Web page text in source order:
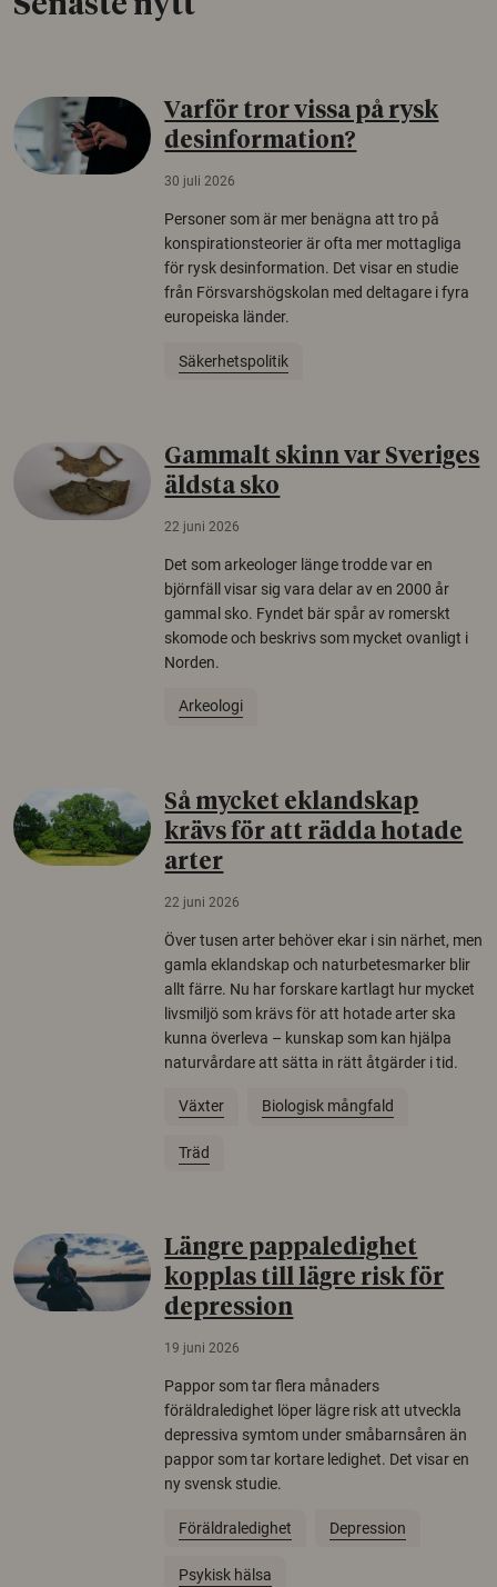
Senaste nytt
Varför tror vissa på rysk
desinformation?
30 juli 2026
Personer som är mer benägna att tro på
konspirationsteorier är ofta mer mottagliga
för rysk desinformation. Det visar en studie
från Försvarshögskolan med deltagare i fyra
europeiska länder.
Säkerhetspolitik
Gammalt skinn var Sveriges
äldsta sko
22 juni 2026
Det som arkeologer länge trodde var en
björnfäll visar sig vara delar av en 2000 år
gammal sko. Fyndet bär spår av romerskt
skomode och beskrivs som mycket ovanligt i
Norden.
Arkeologi
Så mycket eklandskap
krävs för att rädda hotade
arter
22 juni 2026
Över tusen arter behöver ekar i sin närhet, men
gamla eklandskap och naturbetesmarker blir
allt färre. Nu har forskare kartlagt hur mycket
livsmiljö som krävs för att hotade arter ska
kunna överleva – kunskap som kan hjälpa
naturvårdare att sätta in rätt åtgärder i tid.
Växter Biologisk mångfald
Träd
Längre pappaledighet
kopplas till lägre risk för
depression
19 juni 2026
Pappor som tar flera månaders
föräldraledighet löper lägre risk att utveckla
depressiva symtom under småbarnsåren än
pappor som tar kortare ledighet. Det visar en
ny svensk studie.
Föräldraledighet Depression
Psykisk hälsa